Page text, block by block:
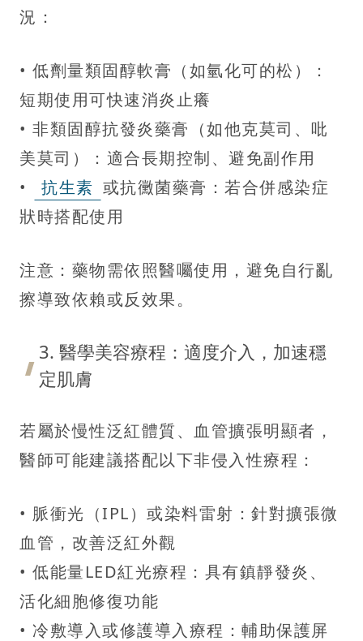
況：
• 低劑量類固醇軟膏（如氫化可的松）：
短期使用可快速消炎止癢
• 非類固醇抗發炎藥膏（如他克莫司、吡
美莫司）：適合長期控制、避免副作用
•
抗生素 或抗黴菌藥膏：若合併感染症
狀時搭配使用
注意：藥物需依照醫囑使用，避免自行亂
擦導致依賴或反效果。
3. 醫學美容療程：適度介入，加速穩
定肌膚
若屬於慢性泛紅體質、血管擴張明顯者，
醫師可能建議搭配以下非侵入性療程：
• 脈衝光（IPL）或染料雷射：針對擴張微
血管，改善泛紅外觀
• 低能量LED紅光療程：具有鎮靜發炎、
活化細胞修復功能
• 冷敷導入或修護導入療程：輔助保護屏